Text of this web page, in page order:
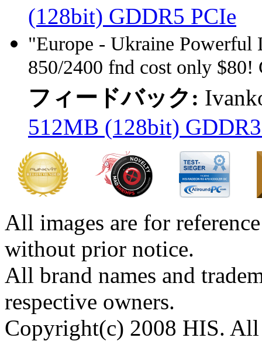
(128bit) GDDR5 PCIe
"Europe - Ukraine Powerful
850/2400 fnd cost only
フィードバック:
512MB (128bit)
All images are for
without prior notice.
All brand names and
respective owners.
Copyright(c) 2008 HIS. All